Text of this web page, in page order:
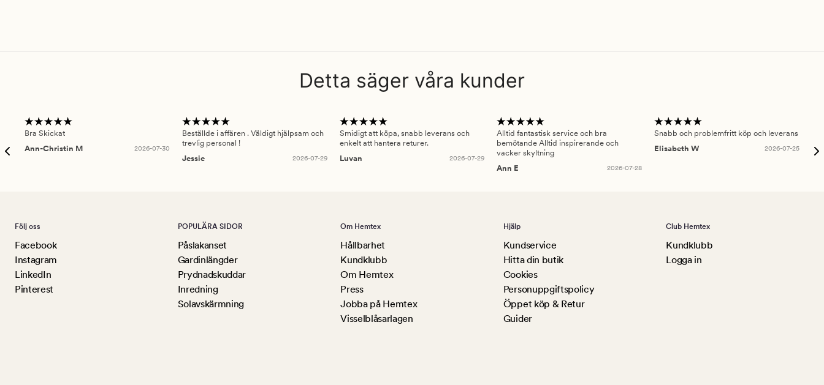
Detta säger våra kunder
Bra Skickat
Ann-Christin M
2026-07-30
Beställde i affären . Väldigt hjälpsam och
trevlig personal !
Jessie
2026-07-29
Smidigt att köpa, snabb leverans och
enkelt att hantera returer.
Luvan
2026-07-29
Alltid fantastisk service och bra
bemötande Alltid inspirerande och
vacker skyltning
Ann E
2026-07-28
Snabb och problemfritt köp och leverans
Elisabeth W
2026-07-25
Följ oss
Facebook
Instagram
LinkedIn
Pinterest
POPULÄRA SIDOR
Påslakanset
Gardinlängder
Prydnadskuddar
Inredning
Solavskärmning
Om Hemtex
Hållbarhet
Kundklubb
Om Hemtex
Press
Jobba på Hemtex
Visselblåsarlagen
Hjälp
Kundservice
Hitta din butik
Cookies
Personuppgiftspolicy
Öppet köp & Retur
Guider
Club Hemtex
Kundklubb
Logga in